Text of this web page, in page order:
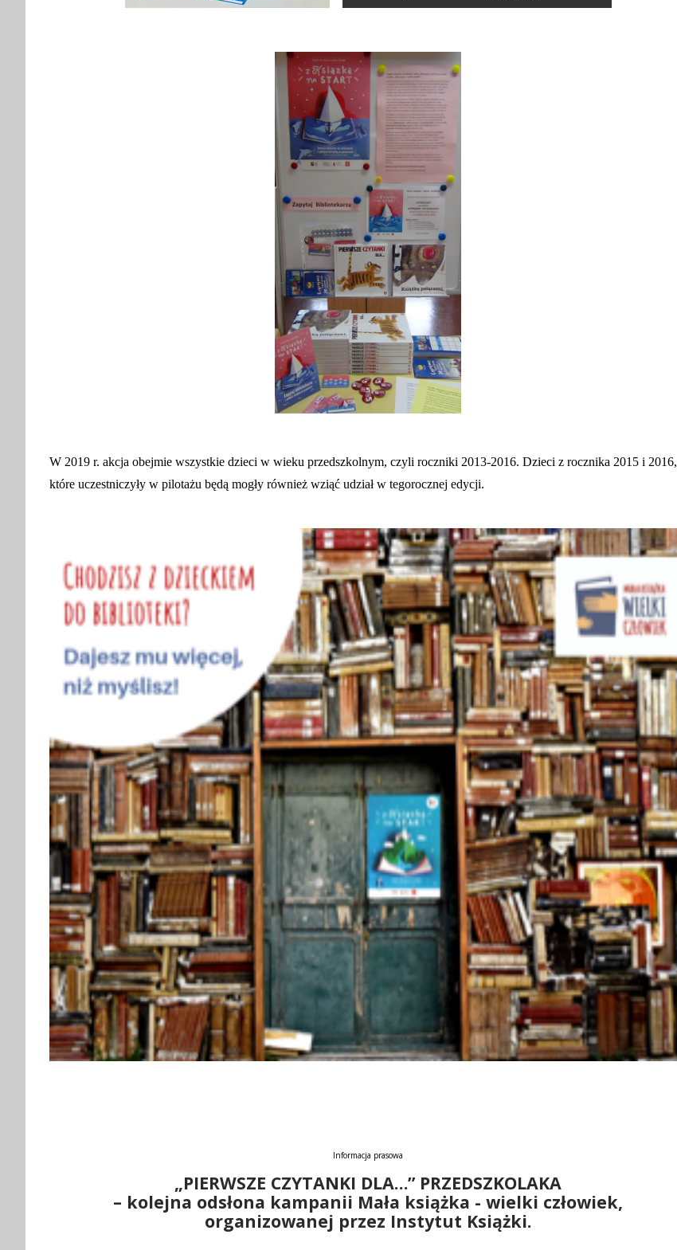
W 2019 r. akcja obejmie wszystkie dzieci w wieku przedszkolnym, czyli roczniki 2013-2016. Dzieci z rocznika 2015 i 2016,
które uczestniczyły w pilotażu będą mogły również wziąć udział w tegorocznej edycji.
Informacja prasowa
„PIERWSZE CZYTANKI DLA…” PRZEDSZKOLAKA
– kolejna odsłona kampanii Mała książka - wielki człowiek,
organizowanej przez Instytut Książki.